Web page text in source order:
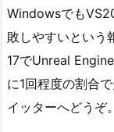
Windowsでも
敗しやすいという
17でUnreal
に1回程度の割合
イッターへどうぞ。